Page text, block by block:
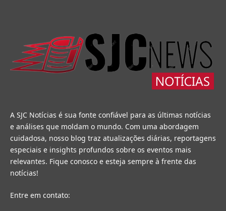
A SJC Notícias é sua fonte confiável para as últimas notícias
e análises que moldam o mundo. Com uma abordagem
cuidadosa, nosso blog traz atualizações diárias, reportagens
especiais e insights profundos sobre os eventos mais
relevantes. Fique conosco e esteja sempre à frente das
notícias!
Entre em contato: